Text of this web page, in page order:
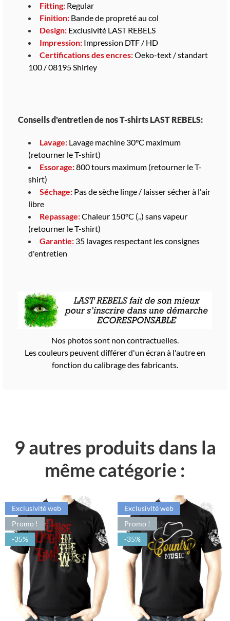
Fitting: Regular
Finition: Bande de propreté au col
Design: Exclusivité LAST REBELS
Impression: Impression DTF / HD
Certifications des encres:Oeko-text / standart
100 / 08195 Shirley
Conseils d'entretien de nos T-shirts LAST REBELS:
Lavage: Lavage machine 30°C maximum
(retourner le T-shirt)
Essorage:800 tours maximum (retourner le T-
shirt)
Séchage: Pas de sèche linge / laisser sécher à l'air
libre
Repassage:Chaleur 150°C (..) sans vapeur
(retourner le T-shirt)
Garantie: 35 lavages respectant les consignes
d'entretien
Nos photos sont non contractuelles.
Les couleurs peuvent différer d'un écran à l'autre en
fonction du calibrage des fabricants.
9 autres produits dans la
même catégorie :
Exclusivité web
Promo !
-35%
Exclusivité web
Promo !
-35%